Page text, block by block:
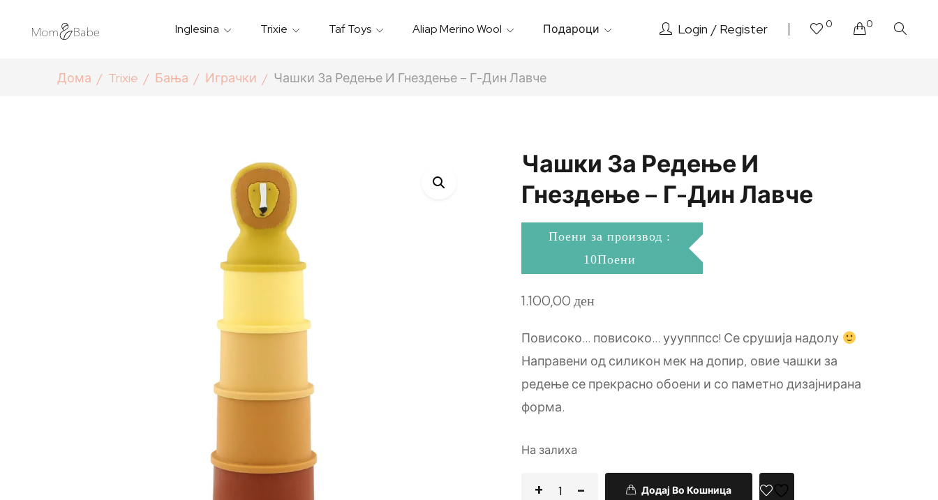
Inglesina Trixie Taf Toys Aliap Merino Wool Подароци Login Register 0 0
Дома Trixie Бања Играчки Чашки За Редење И Гнездење – Г-Дин Лавче
Чашки За Редење И
Гнездење – Г-Дин Лавче
Поени за производ :
10Поени
1.100,00ден
Повисоко… повисоко… ууупппсс! Се срушија надолу
Направени од силикон мек на допир, овие чашки за
редење се прекрасно обоени и со паметно дизајнирана
форма.
На залиха
Додај Во Кошница